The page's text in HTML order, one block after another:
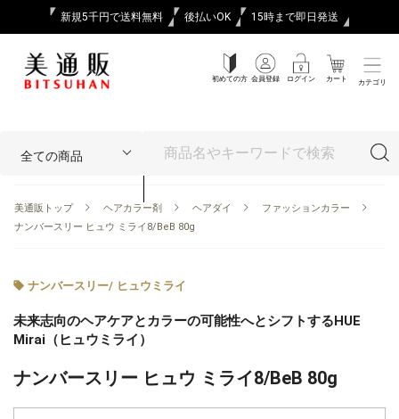
新規5千円で送料無料 後払いOK 15時まで即日発送
初めての方 会員登録 ログイン カート カテゴリ
美通販トップ ヘアカラー剤 ヘアダイ
ファッションカラー
ナンバースリー ヒュウ ミライ8/BeB 80g
ナンバースリー/ ヒュウミライ
未来志向のヘアケアとカラーの可能性へとシフトするHUE
Mirai（ヒュウミライ）
ナンバースリー ヒュウ ミライ8/BeB 80g